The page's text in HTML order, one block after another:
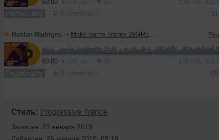
60:00
Радио-шоу
Ruslan Radriges ➝ Make Some Trance 296(Radio_Show)
60:00
Радио-шоу
Стиль: Progressive Trance
Записан: 23 января 2019
Добавлен: 26 января 2019, 09:18